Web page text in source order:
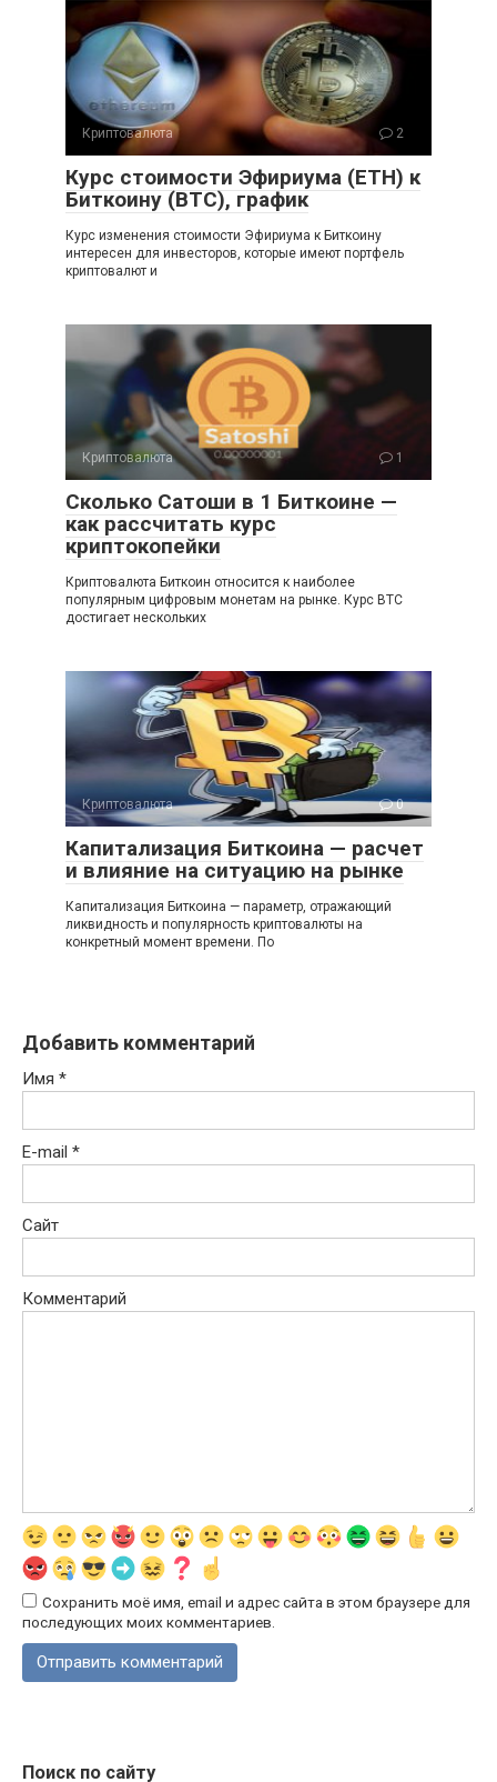
Криптовалюта 2
Курс стоимости Эфириума (ETH) к
Биткоину (BTC), график
Курс изменения стоимости Эфириума к Биткоину
интересен для инвесторов, которые имеют портфель
криптовалют и
Криптовалюта 1
Сколько Сатоши в 1 Биткоине —
как рассчитать курс
криптокопейки
Криптовалюта Биткоин относится к наиболее
популярным цифровым монетам на рынке. Курс BTC
достигает нескольких
Криптовалюта 0
Капитализация Биткоина — расчет
и влияние на ситуацию на рынке
Капитализация Биткоина — параметр, отражающий
ликвидность и популярность криптовалюты на
конкретный момент времени. По
Добавить комментарий
Имя *
E-mail *
Сайт
Комментарий
Сохранить моё имя, email и адрес сайта в этом браузере для
последующих моих комментариев.
Поиск по сайту